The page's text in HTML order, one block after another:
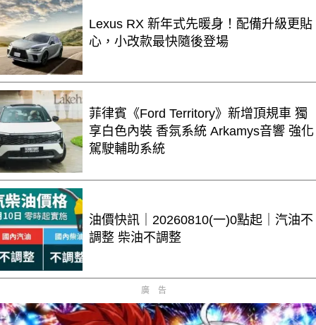
Lexus RX 新年式先暖身！配備升級更貼
心，小改款最快隨後登場
菲律賓《Ford Territory》新增頂規車 獨
享白色內裝 香氛系統 Arkamys音響 強化
駕駛輔助系統
油價快訊｜20260810(一)0點起｜汽油不
調整 柴油不調整
廣告